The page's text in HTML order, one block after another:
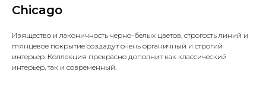
Chicago
Изящество и лаконичность черно-белых цветов, строгость линий и
глянцевое покрытие создадут очень органичный и строгий
интерьер. Коллекция прекрасно дополнит как классический
интерьер, так и современный.